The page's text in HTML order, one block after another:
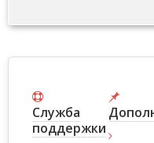
Служба
поддержки